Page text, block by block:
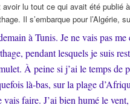
lu tout ce qui avait été publié
Il s’embarque pour l’Algérie,
à Tunis. Je ne vais pas
pendant lesquels je suis
À peine si j’ai le temps de
là-bas, sur la plage
faire. J’ai bien humé le